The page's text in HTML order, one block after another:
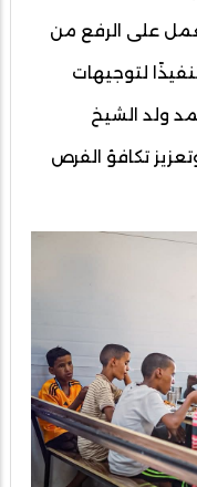
على الرفع من
لتوجيهات
ولد الشيخ
تكافؤ الفرص